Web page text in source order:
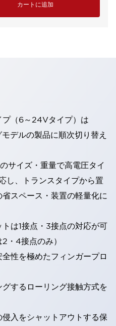
カートに追加
プ（6～24Vタイプ）は
デルの製品に順次切り替え
サイズ・重量で高電圧タイ
し、トランスタイプから置
スペース・装置の軽量化に
は1接点・3接点の対応が可
・4接点のみ）
性を極めたフィンガープロ
するローリング接触方式を
入をシャットアウトする保